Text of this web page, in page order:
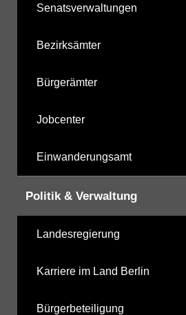
Senatsverwaltungen
Bezirksämter
Bürgerämter
Jobcenter
Einwanderungsamt
Politik & Verwaltung
Landesregierung
Karriere im Land Berlin
Bürgerbeteiligung